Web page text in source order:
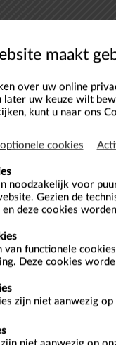
kan enkel
maakt
over uw online
later uw keuze wilt
kunt u naar ons
cookies
noodzakelijk voor
Gezien de
deze cookies
van functionele
Deze cookies
zijn niet aanwezig op